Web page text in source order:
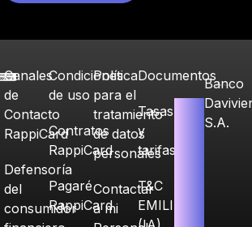
Canales
de
Contacto
RappiCard
Defensoría
del
consumidor
Condiciones
de uso
Contratos
RappiCard
Pagaré
RappiCard
Política
para el
tratamiento
de datos
personales
Contactar
a mi
Documentos
Tasas
y
tarifas
T&C
EMILIA
Banco
S.A.